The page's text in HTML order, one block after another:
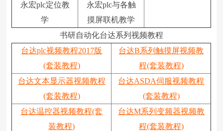
永宏plc定位教
学
永宏plc与各触
摸屏联机教学
书研自动化台达系列视频教程
台达plc视频教程2017版
(套装教程)
台达B系列触摸屏视频教
程(套装教程)
台达文本显示器视频教程
(套装教程)
台达ASDA伺服视频教程
(套装教程)
台达温控器视频教程(套
装教程)
台达M系列变频器视频教
程(套装教程)